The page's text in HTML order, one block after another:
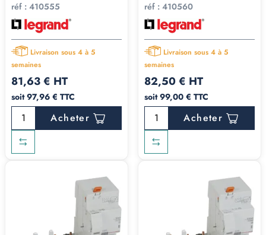
réf : 410555
Livraison sous 4 à 5
semaines
81,63 € HT
soit 97,96 € TTC
Acheter
réf : 410560
Livraison sous 4 à 5
semaines
82,50 € HT
soit 99,00 € TTC
Acheter